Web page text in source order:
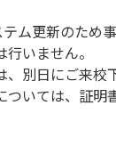
ム更新のため
いません。
、別日にご来校
ついては、証明